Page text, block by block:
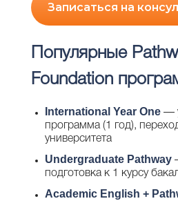
Записаться на
Популярные
Foundation
International Year One —
программа (1 год),
университета
Undergraduate Pathway
подготовка к 1 курсу
Academic English +